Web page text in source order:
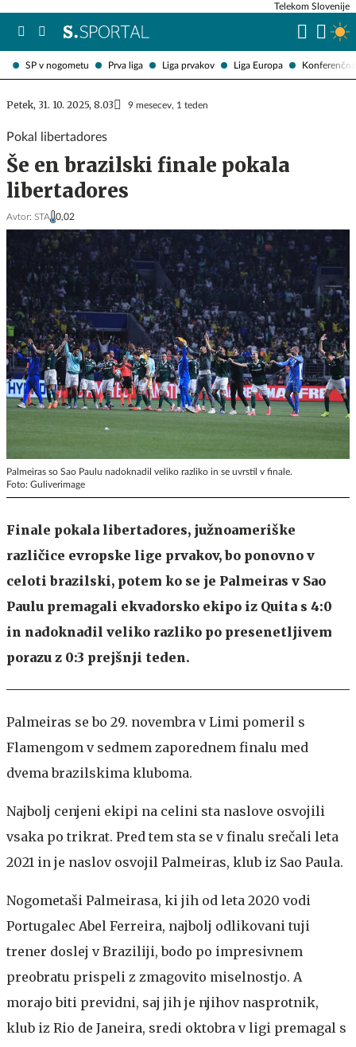
SP v nogometu Prva liga Liga prvakov Liga Europa
Telekom Slovenije
Petek, 31. 10. 2025, 8.03 9 mesecev, 1 teden
Pokal libertadores
Še en brazilski finale pokala
libertadores
Avtor: STA 0,02
Palmeiras so Sao Paulu nadoknadil veliko razliko in se uvrstil v finale.
Foto: Guliverimage
Finale pokala libertadores, južnoameriške
različice evropske lige prvakov, bo ponovno v
celoti brazilski, potem ko se je Palmeiras v Sao
Paulu premagali ekvadorsko ekipo iz Quita s 4:0
in nadoknadil veliko razliko po presenetljivem
porazu z 0:3 prejšnji teden.
Palmeiras se bo 29. novembra v Limi pomeril s
Flamengom v sedmem zaporednem finalu med
dvema brazilskima kluboma.
Najbolj cenjeni ekipi na celini sta naslove osvojili
vsaka po trikrat. Pred tem sta se v finalu srečali leta
2021 in je naslov osvojil Palmeiras, klub iz Sao Paula.
Nogometaši Palmeirasa, ki jih od leta 2020 vodi
Portugalec Abel Ferreira, najbolj odlikovani tuji
trener doslej v Braziliji, bodo po impresivnem
preobratu prispeli z zmagovito miselnostjo. A
morajo biti previdni, saj jih je njihov nasprotnik,
klub iz Rio de Janeira, sredi oktobra v ligi premagal s